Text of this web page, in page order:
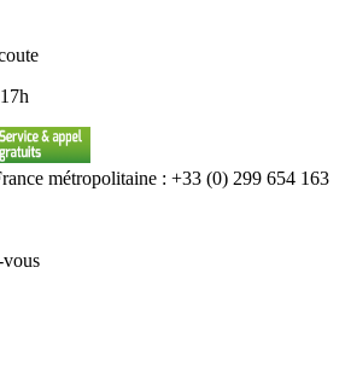
métropolitaine : +33 (0) 299 654 163